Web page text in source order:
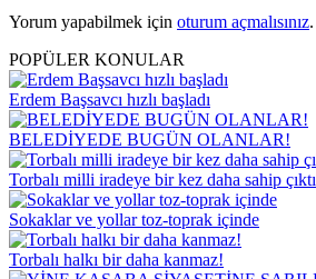
Yorum yapabilmek için oturum açmalısınız.
POPÜLER KONULAR
Erdem Başsavcı hızlı başladı
BELEDİYEDE BUGÜN OLANLAR!
Torbalı milli iradeye bir kez daha sahip çıktı
Sokaklar ve yollar toz-toprak içinde
Torbalı halkı bir daha kanmaz!